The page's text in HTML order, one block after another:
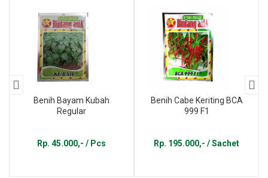
Benih Bayam Kubah
Regular
Rp. 45.000,- / Pcs
Benih Cabe Keriting BCA
999 F1
Rp. 195.000,- / Sachet